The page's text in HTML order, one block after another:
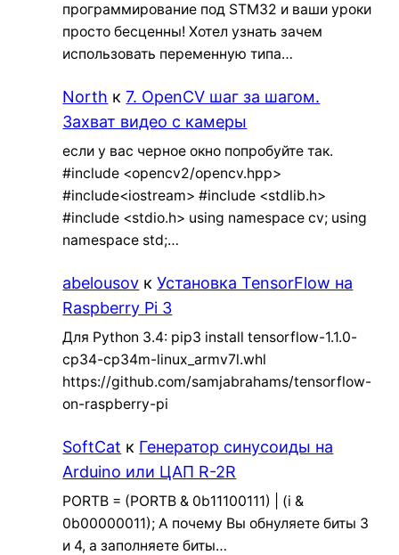
программирование под STM32 и ваши уроки
просто бесценны! Хотел узнать зачем
использовать переменную типа…
North к7. OpenCV шаг за шагом.
Захват видео с камеры
если у вас черное окно попробуйте так.
#include <opencv2/opencv.hpp>
#include<iostream> #include <stdlib.h>
#include <stdio.h> using namespace cv; using
namespace std;…
abelousov кУстановка TensorFlow на
Raspberry Pi 3
Для Python 3.4: pip3 install tensorflow-1.1.0-
cp34-cp34m-linux_armv7l.whl
https://github.com/samjabrahams/tensorflow-
on-raspberry-pi
SoftCat к Генератор синусоиды на
Arduino или ЦАП R-2R
PORTB = (PORTB & 0b11100111) | (i &
0b00000011); А почему Вы обнуляете биты 3
и 4, а заполняете биты…